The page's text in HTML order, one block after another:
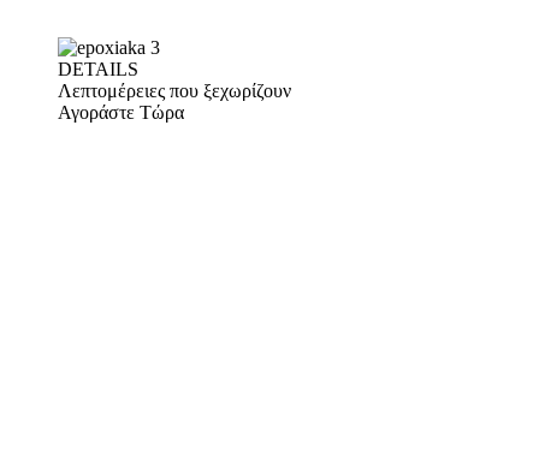
DETAILS
Λεπτομέρειες που ξεχωρίζουν
Αγοράστε Τώρα